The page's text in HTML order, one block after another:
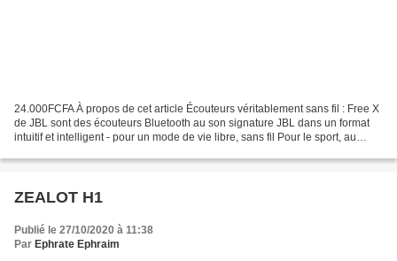
24.000FCFA À propos de cet article Écouteurs véritablement sans fil : Free X
de JBL sont des écouteurs Bluetooth au son signature JBL dans un format
intuitif et intelligent - pour un mode de vie libre, sans fil Pour le sport, au
ZEALOT H1
Publié le 27/10/2020 à 11:38
Par Ephrate Ephraim